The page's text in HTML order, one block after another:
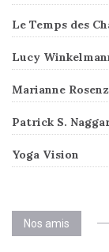
Le Temps des
Lucy
Marianne
Patrick S.
Yoga Vision
Nos amis